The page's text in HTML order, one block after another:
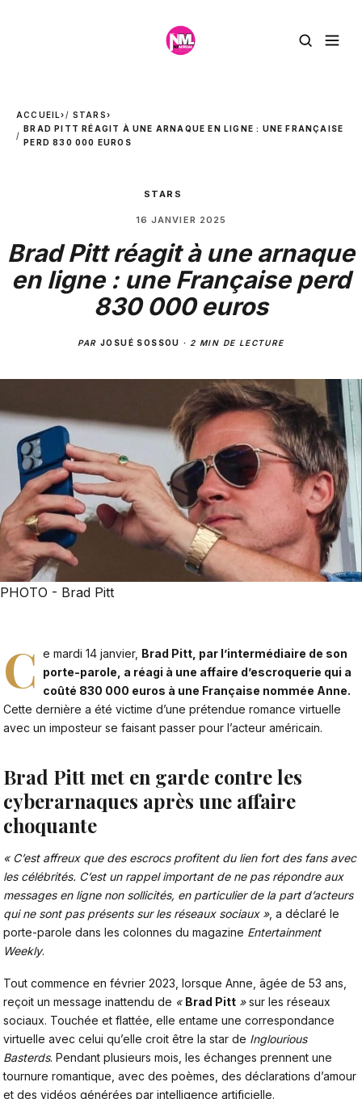
ACCUEIL› STARS›
BRAD PITT RÉAGIT À UNE ARNAQUE EN LIGNE : UNE FRANÇAISE
PERD 830 000 EUROS
STARS
16 JANVIER 2025
Brad Pitt réagit à une arnaque
en ligne : une Française perd
830 000 euros
PARJOSUÉ SOSSOU · 2 MIN DE LECTURE
PHOTO - Brad Pitt
C e mardi 14 janvier, Brad Pitt, par l’intermédiaire de son
porte-parole, a réagi à une affaire d’escroquerie qui a
coûté 830 000 euros à une Française nommée Anne.
Cette dernière a été victime d’une prétendue romance virtuelle
avec un imposteur se faisant passer pour l’acteur américain.
Brad Pitt met en garde contre les
cyberarnaques après une affaire
choquante
« C’est affreux que des escrocs profitent du lien fort des fans avec
les célébrités. C’est un rappel important de ne pas répondre aux
messages en ligne non sollicités, en particulier de la part d’acteurs
qui ne sont pas présents sur les réseaux sociaux », a déclaré le
porte-parole dans les colonnes du magazine Entertainment
Weekly.
Tout commence en février 2023, lorsque Anne, âgée de 53 ans,
reçoit un message inattendu de «Brad Pitt »sur les réseaux
sociaux. Touchée et flattée, elle entame une correspondance
virtuelle avec celui qu’elle croit être la star de Inglourious
Basterds. Pendant plusieurs mois, les échanges prennent une
tournure romantique, avec des poèmes, des déclarations d’amour
et des vidéos générées par intelligence artificielle.